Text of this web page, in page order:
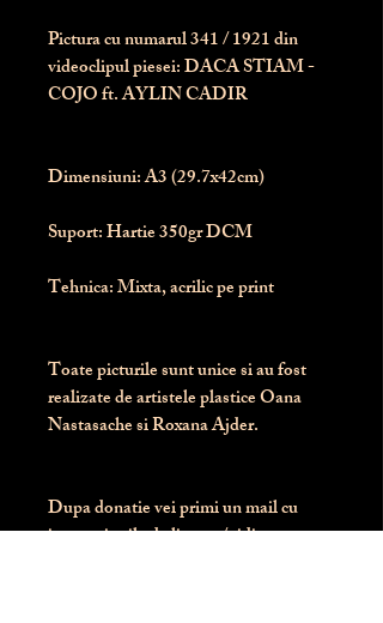
Pictura cu numarul341/ 1921 din
videoclipul piesei: DACA STIAM -
COJO ft. AYLIN CADIR
Dimensiuni: A3 (29.7x42cm)
Suport: Hartie 350gr DCM
Tehnica: Mixta, acrilic pe print
Toate picturile sunt unice si au fost
realizate de artistele plastice Oana
Nastasache si Roxana Ajder.
Dupa donatie vei primi un mail cu
instructiunile de livrare / ridicare.